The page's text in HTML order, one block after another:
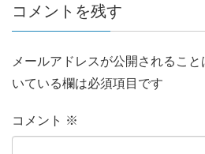
コメントを残す
メールアドレスが公開されること
いている欄は必須項目です
コメント ※